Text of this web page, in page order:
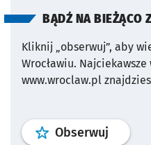
BĄDŹ NA BIEŻĄCO
Kliknij „obserwuj”, aby
Wrocławiu.
www.wroclaw.pl
Obserwuj profil